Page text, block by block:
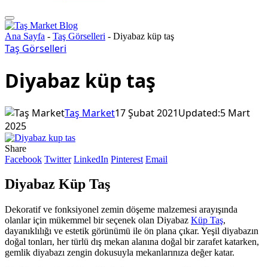
Ana Sayfa - Taş Görselleri - Diyabaz küp taş
Taş Görselleri
Diyabaz küp taş
Taş Market17 Şubat 2021Updated:5 Mart
2025
Share
Facebook Twitter LinkedIn Pinterest Email
Diyabaz Küp Taş
Dekoratif ve fonksiyonel zemin döşeme malzemesi arayışında
olanlar için mükemmel bir seçenek olan Diyabaz Küp Taş,
dayanıklılığı ve estetik görünümü ile ön plana çıkar. Yeşil diyabazın
doğal tonları, her türlü dış mekan alanına doğal bir zarafet katarken,
gemlik diyabazı zengin dokusuyla mekanlarınıza değer katar.